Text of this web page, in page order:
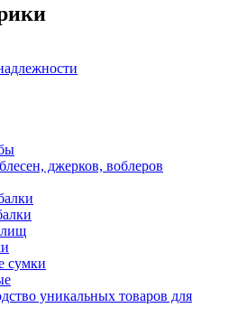
джерков, воблеров
сумки
уникальных товаров для